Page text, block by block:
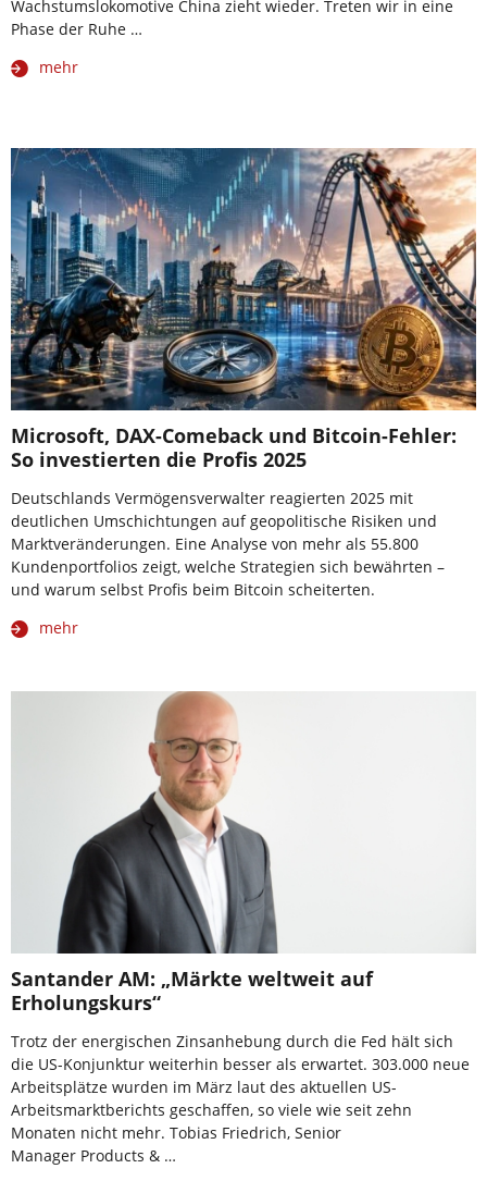
Wachstumslokomotive China zieht wieder. Treten wir in eine
Phase der Ruhe …
mehr
Microsoft, DAX-Comeback und Bitcoin-Fehler:
So investierten die Profis 2025
Deutschlands Vermögensverwalter reagierten 2025 mit
deutlichen Umschichtungen auf geopolitische Risiken und
Marktveränderungen. Eine Analyse von mehr als 55.800
Kundenportfolios zeigt, welche Strategien sich bewährten –
und warum selbst Profis beim Bitcoin scheiterten.
mehr
Santander AM: „Märkte weltweit auf
Erholungskurs“
Trotz der energischen Zinsanhebung durch die Fed hält sich
die US-Konjunktur weiterhin besser als erwartet. 303.000 neue
Arbeitsplätze wurden im März laut des aktuellen US-
Arbeitsmarktberichts geschaffen, so viele wie seit zehn
Monaten nicht mehr. Tobias Friedrich, Senior
Manager Products & …